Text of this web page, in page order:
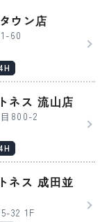
ウン店
60
ネス 流山店
800-2
ネス 成田並
32 1F